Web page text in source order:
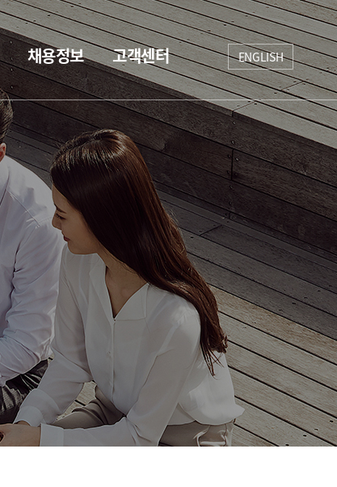
채용정보 고객센터 ENGLISH